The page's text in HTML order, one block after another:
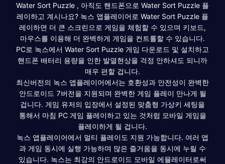
Water Sort Puzzle , 아직도 핸드폰으로 Water Sort Puzzle 플
레이하고 계시나요? 녹스 앱플레이어로 Water Sort Puzzle 플
레이하면 더 큰 스크린으로 게임을 체험할 수 있으며 키보드,
마우스를 이용해 더 완벽하게 게임을 컨트롤할 수 있습니다.
PC로 녹스에서 Water Sort Puzzle 게임 다운로드 및 설치하고
핸드폰 배터리 용량을 인한 발열현상을 걱정 안하셔도 되니까
매우 편할 겁니다.
최신버전의 녹스 앱플레이어에서는 호환성과 안전성이 완벽한
안드로이드 7버전을 지원되며 완벽한 게임 플레이 만나게 될
겁니다. 게임 유저의 입장에서 설정된 맞춤형 가상키 세팅을
통해서 마침 PC 게임 플레이하고 있는 것처럼 모바일 게임을
플레이하게 될 겁니다.
녹스 앱플레이어에서 멀티 플레이도 지원 가능합니다. 여러 앱
과 게임 동시에 실행 가능하며 많은 즐거움을 동시에 누릴 수
있습니다. 녹스는 최강의 안드로이드 모바일 에뮬레이터로써